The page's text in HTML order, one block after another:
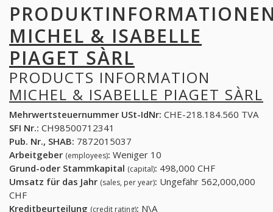
MICHEL & ISABELLE
PIAGET SÀRL
PRODUCTS INFORMATION
MICHEL & ISABELLE PIAGET SÀRL
Mehrwertsteuernummer USt-IdNr: CHE-218.184.560 TVA
SFI Nr.: CH98500712341
Pub. Nr., SHAB: 7872015037
Arbeitgeber (employees): Weniger 10
Grund-oder Stammkapital (capital): 498,000 CHF
Umsatz für das Jahr (sales, per year): Ungefähr 562,000,000
CHF
Kreditbeurteilung (credit rating): N\A